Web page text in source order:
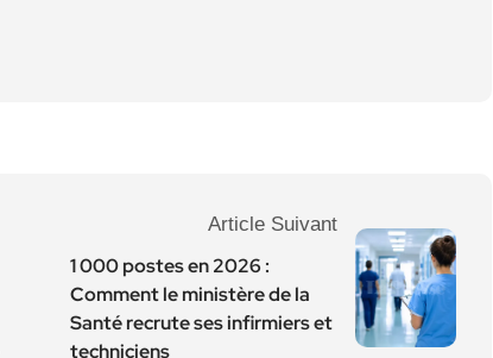
Article Suivant
1 000 postes en 2026 :
Comment le ministère de la
Santé recrute ses infirmiers et
techniciens